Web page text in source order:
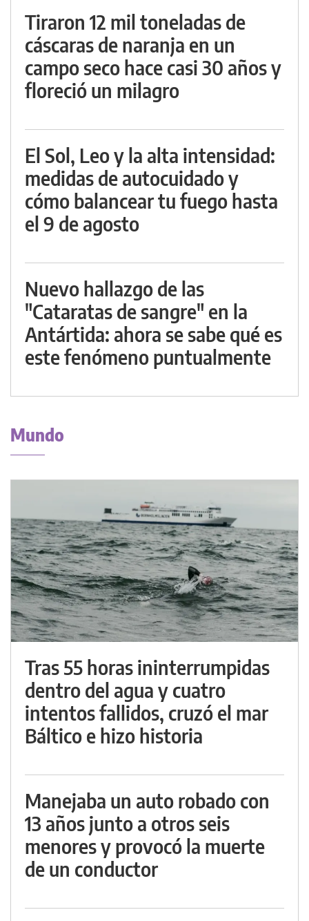
Tiraron 12 mil toneladas de
cáscaras de naranja en un
campo seco hace casi 30 años y
floreció un milagro
El Sol, Leo y la alta intensidad:
medidas de autocuidado y
cómo balancear tu fuego hasta
el 9 de agosto
Nuevo hallazgo de las
"Cataratas de sangre" en la
Antártida: ahora se sabe qué es
este fenómeno puntualmente
Mundo
Tras 55 horas ininterrumpidas
dentro del agua y cuatro
intentos fallidos, cruzó el mar
Báltico e hizo historia
Manejaba un auto robado con
13 años junto a otros seis
menores y provocó la muerte
de un conductor